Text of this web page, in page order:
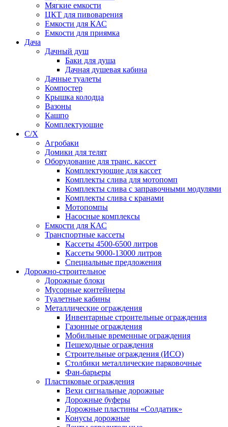
Мягкие емкости
ЦКТ для пивоварения
Емкости для КАС
Емкости для приямка
Дача
Дачный душ
Баки для душа
Дачная душевая кабина
Дачные туалеты
Компостер
Крышка колодца
Вазоны
Кашпо
Комплектующие
С/Х
Агробаки
Домики для телят
Оборудование для транс. кассет
Комплектующие для кассет
Комплекты слива для мотопомп
Комплекты слива с заправочными модулями
Комплекты слива с кранами
Мотопомпы
Насосные комплексы
Емкости для КАС
Транспортные кассеты
Кассеты 4500-6500 литров
Кассеты 9000-13000 литров
Специальные предложения
Дорожно-строительное
Дорожные блоки
Мусорные контейнеры
Туалетные кабины
Металлические ограждения
Инвентарные строительные ограждения
Газонные ограждения
Мобильные временные ограждения
Пешеходные ограждения
Строительные ограждения (ИСО)
Столбики металлические парковочные
Фан-барьеры
Пластиковые ограждения
Вехи сигнальные дорожные
Дорожные буферы
Дорожные пластины «Солдатик»
Конусы дорожные